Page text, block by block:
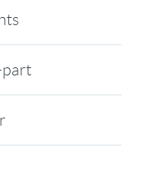
part